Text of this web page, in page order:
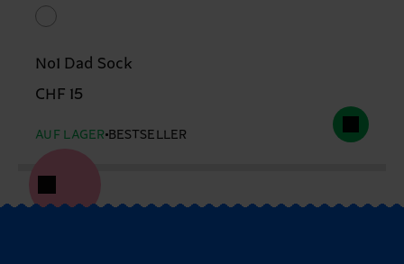
No1 Dad Sock
CHF 15
AUF LAGER BESTSELLER